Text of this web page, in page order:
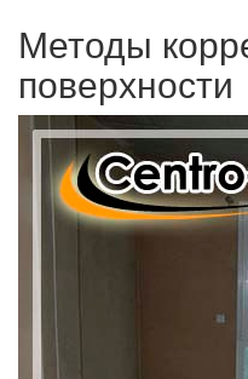
Методы
поверхности